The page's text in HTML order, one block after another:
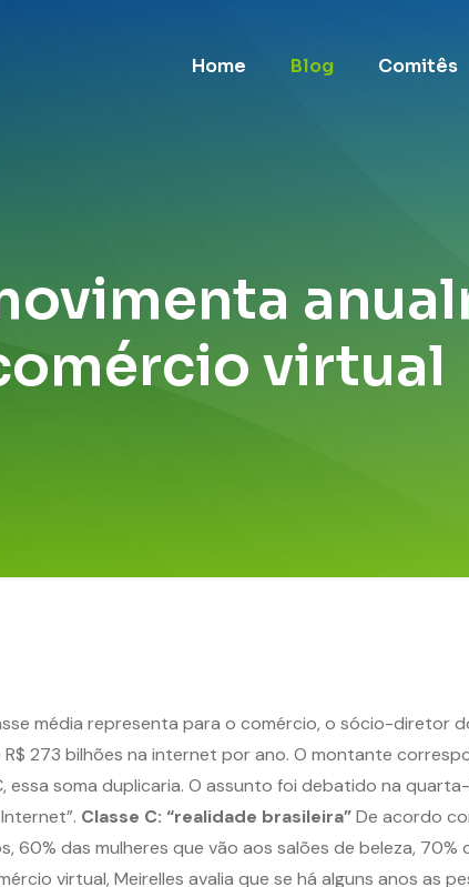
Home Blog Comitês
virtual
média representa para o comércio, o sócio-diretor
273 bilhões na internet por ano. O montante
soma duplicaria. O assunto foi debatido na
Classe C: “realidade brasileira”De acordo
60% das mulheres que vão aos salões de beleza,
virtual, Meirelles avalia que se há alguns anos as